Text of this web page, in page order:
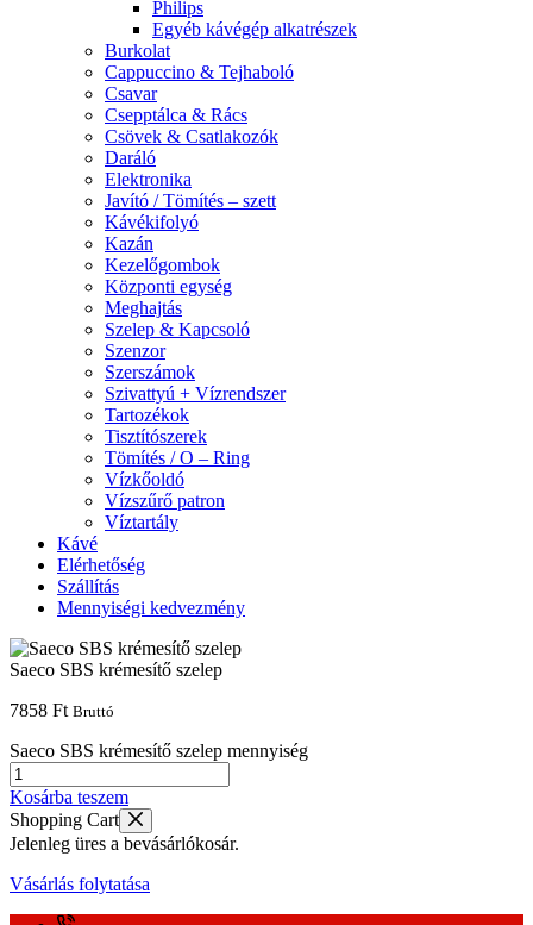
Philips
Egyéb kávégép alkatrészek
Burkolat
Cappuccino & Tejhaboló
Csavar
Csepptálca & Rács
Csövek & Csatlakozók
Daráló
Elektronika
Javító / Tömítés – szett
Kávékifolyó
Kazán
Kezelőgombok
Központi egység
Meghajtás
Szelep & Kapcsoló
Szenzor
Szerszámok
Szivattyú + Vízrendszer
Tartozékok
Tisztítószerek
Tömítés / O – Ring
Vízkőoldó
Vízszűrő patron
Víztartály
Kávé
Elérhetőség
Szállítás
Mennyiségi kedvezmény
Saeco SBS krémesítő szelep
7858 Ft Bruttó
Saeco SBS krémesítő szelep mennyiség
Kosárba teszem
Shopping Cart
Jelenleg üres a bevásárlókosár.
Vásárlás folytatása